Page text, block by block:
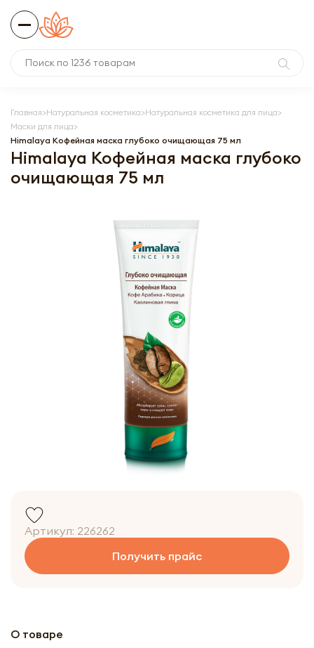
Главная Натуральная косметика Натуральная косметика для лица
Маски для лица
Himalaya Кофейная маска глубоко очищающая 75 мл
Himalaya Кофейная маска глубоко
очищающая 75 мл
Артикул: 226262
Получить прайс
О товаре